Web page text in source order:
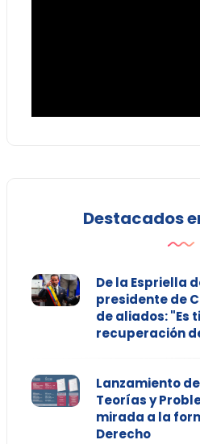
Destacados
De la Espriella
presidente de
de aliados: "Es
recuperación
Lanzamiento
Teorías y
mirada a la
Derecho